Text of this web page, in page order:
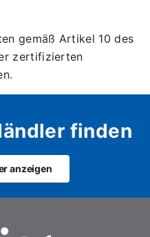
gemäß Artikel 10 des
zertifizierten
finden
anzeigen